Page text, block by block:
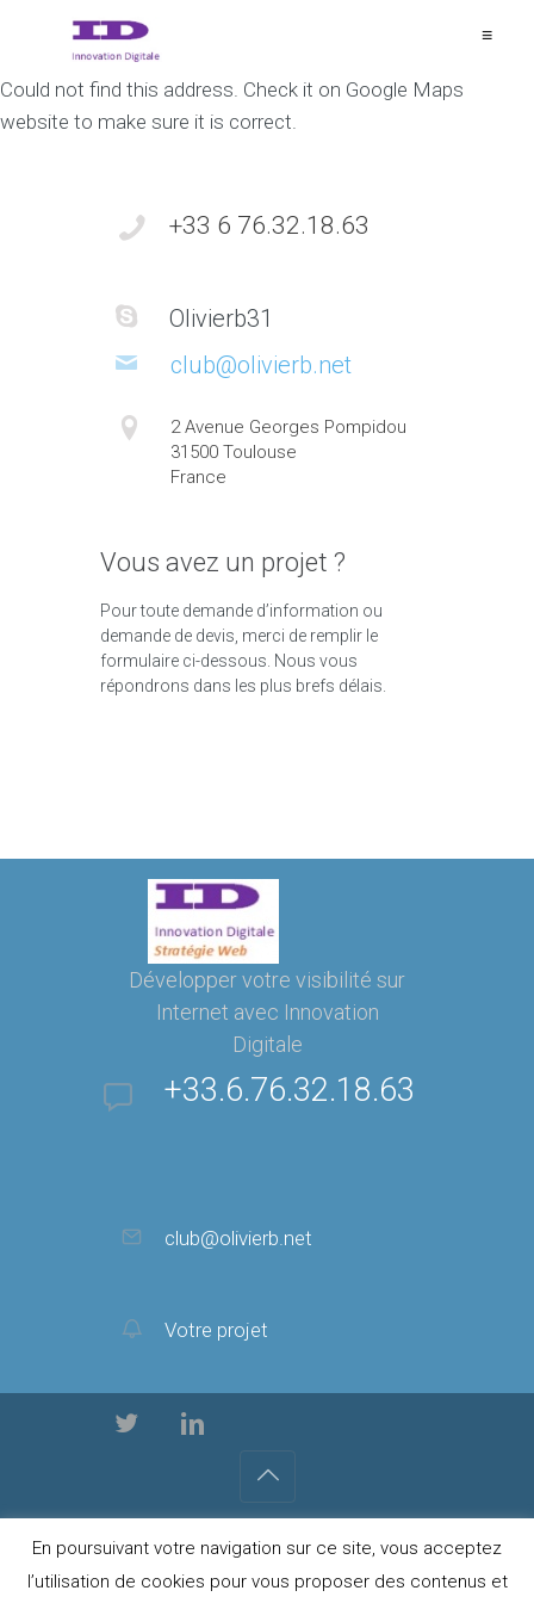
≡
Could not find this address. Check it on Google Maps
website to make sure it is correct.
+33 6 76.32.18.63
Olivierb31
club@olivierb.net
2 Avenue Georges Pompidou
31500 Toulouse
France
Vous avez un projet ?
Pour toute demande d’information ou
demande de devis, merci de remplir le
formulaire ci-dessous. Nous vous
répondrons dans les plus brefs délais.
Développer votre visibilité sur
Internet avec Innovation
Digitale
+33.6.76.32.18.63
club@olivierb.net
Votre projet
En poursuivant votre navigation sur ce site, vous acceptez
l’utilisation de cookies pour vous proposer des contenus et